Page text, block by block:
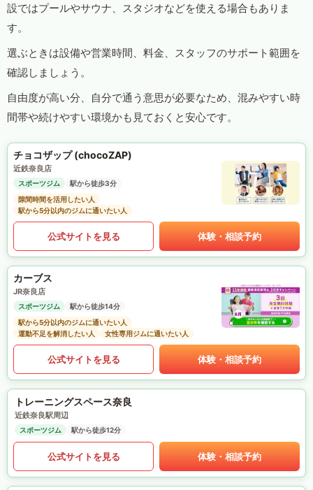
設ではプールやサウナ、スタジオなどを使える場合もありま
す。
選ぶときは設備や営業時間、料金、スタッフのサポート範囲を
確認しましょう。
自由度が高い分、自分で通う意思が必要なため、混みやすい時
間帯や続けやすい環境かも見ておくと安心です。
チョコザップ (chocoZAP)
近鉄奈良店
スポーツジム
駅から徒歩3分
隙間時間を活用したい人
駅から5分以内のジムに通いたい人
公式サイトを見る 体験・相談予約
カーブス
JR奈良店
スポーツジム
駅から徒歩14分
駅から5分以内のジムに通いたい人
運動不足を解消したい人
女性専用ジムに通いたい人
公式サイトを見る 体験・相談予約
トレーニングスペース奈良
近鉄奈良駅周辺
スポーツジム 駅から徒歩12分
公式サイトを見る 体験・相談予約